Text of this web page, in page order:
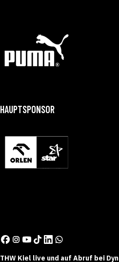
HAUPTSPONSOR
THW Kiel live und auf Abruf bei Dyn